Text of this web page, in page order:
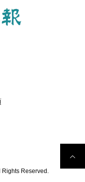
Rights Reserved.